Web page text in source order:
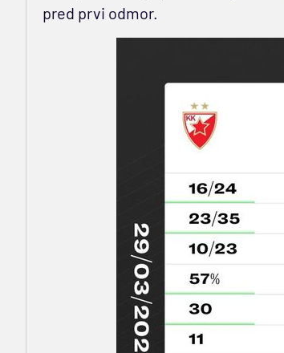
pred prvi odmor.